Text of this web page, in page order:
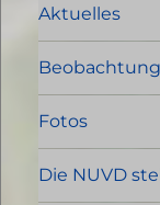
Aktuelles
Fotos
Die NUVD